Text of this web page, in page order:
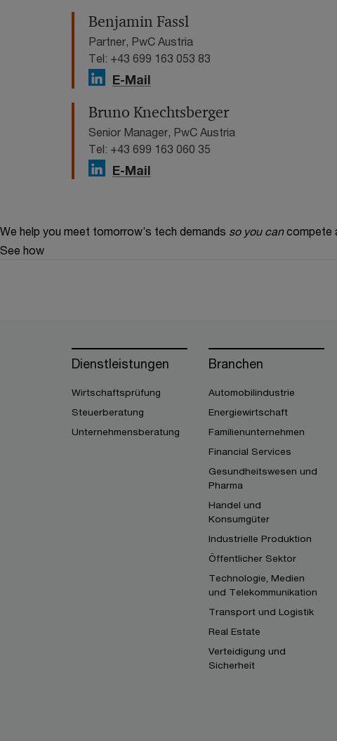
Benjamin Fassl
Partner, PwC Austria
Tel: +43 699 163 053 83
E-Mail
Bruno Knechtsberger
Senior Manager, PwC Austria
Tel: +43 699 163 060 35
E-Mail
We help you meet tomorrow’s tech demands so you can compete
See how
Dienstleistungen
Wirtschaftsprüfung
Steuerberatung
Unternehmensberatung
Branchen
Automobilindustrie
Energiewirtschaft
Familienunternehmen
Financial Services
Gesundheitswesen und
Pharma
Handel und
Konsumgüter
Industrielle Produktion
Öffentlicher Sektor
Technologie, Medien
und Telekommunikation
Transport und Logistik
Real Estate
Verteidigung und
Sicherheit